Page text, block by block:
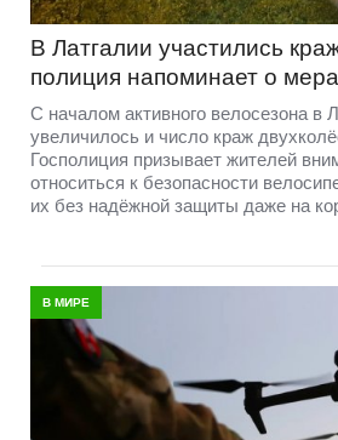
В Латгалии участились
полиция напоминает о
С началом активного велосезона в
увеличилось и число краж
Госполиция призывает жителей
относиться к безопасности
их без надёжной защиты даже на
В МИРЕ